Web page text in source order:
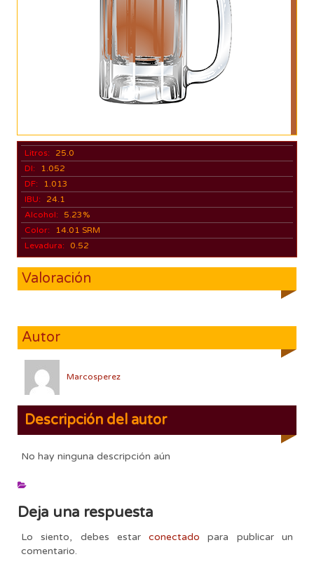
Litros:
25.0
DI:
1.052
DF:
1.013
IBU:
24.1
Alcohol:
5.23%
Color:
14.01 SRM
Levadura:
0.52
Valoración
Autor
Marcosperez
Descripción del autor
No hay ninguna descripción aún
Deja una respuesta
Lo siento, debes estarconectado para publicar un
comentario.